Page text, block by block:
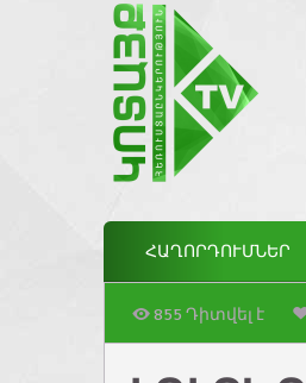
ՀԱՂՈՐԴՈՒՄՆԵՐ
855 Դիտվել է